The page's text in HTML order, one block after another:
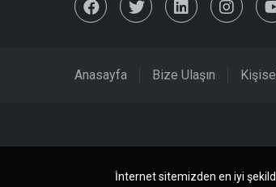
İnternet sitemizden en iyi
Anasayfa Bize Ulaşın